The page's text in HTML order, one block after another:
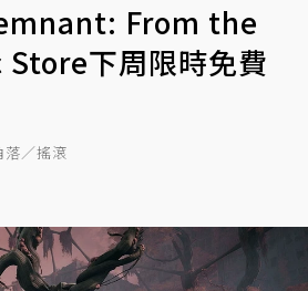
From the
下周限時免費
落／搖滾